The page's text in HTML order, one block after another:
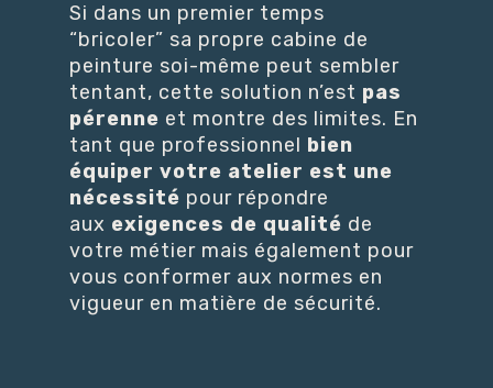
Si dans un premier temps
“bricoler” sa propre cabine de
peinture soi-même peut sembler
tentant, cette solution n’est pas
pérenne et montre des limites. En
tant que professionnel bien
équiper votre atelier est une
nécessité pour répondre
aux exigences de qualité de
votre métier mais également pour
vous conformer aux normes en
vigueur en matière de sécurité.